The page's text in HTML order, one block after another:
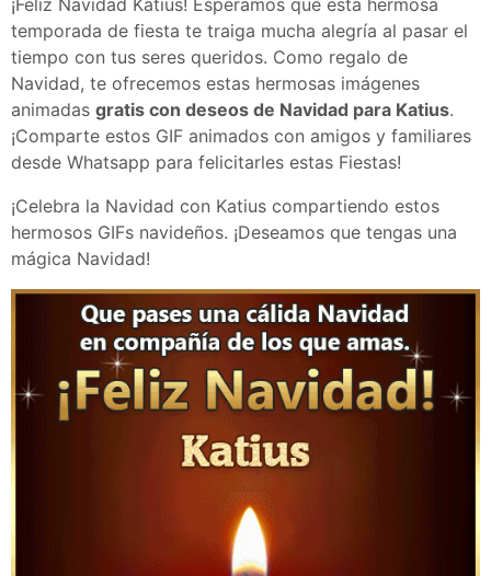
¡Feliz Navidad Katius! Esperamos que esta hermosa
temporada de fiesta te traiga mucha alegría al pasar el
tiempo con tus seres queridos. Como regalo de
Navidad, te ofrecemos estas hermosas imágenes
animadas gratis con deseos de Navidad para Katius.
¡Comparte estos GIF animados con amigos y familiares
desde Whatsapp para felicitarles estas Fiestas!
¡Celebra la Navidad con Katius compartiendo estos
hermosos GIFs navideños. ¡Deseamos que tengas una
mágica Navidad!